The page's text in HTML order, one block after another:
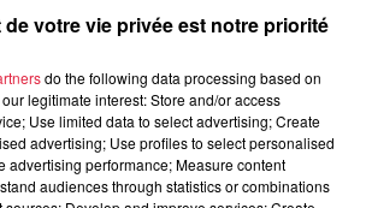
Anaëlle BONNET
0603787414
anaelle.bonnet@maisonnaturemutt.org
de votre vie privée est notre priorité
do the following data processing based on
legitimate interest: Store and/or access
Use limited data to select advertising; Create
advertising; Use profiles to select personalised
advertising performance; Measure content
audiences through statistics or combinations